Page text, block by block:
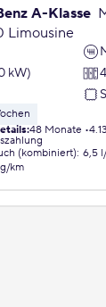
A-Klasse
Limousine
kW)
:48 Monate
(kombiniert): 6,5
km